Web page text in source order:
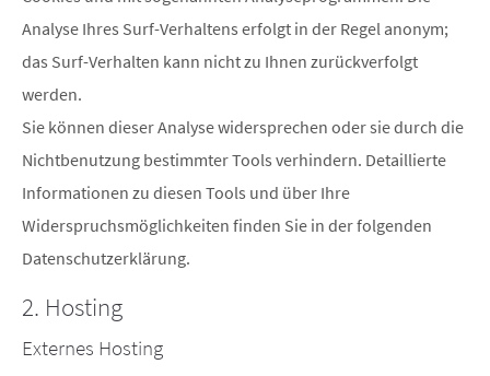
Analyse Ihres Surf-Verhaltens erfolgt in der Regel anonym;
das Surf-Verhalten kann nicht zu Ihnen zurückverfolgt
werden.
Sie können dieser Analyse widersprechen oder sie durch die
Nichtbenutzung bestimmter Tools verhindern. Detaillierte
Informationen zu diesen Tools und über Ihre
Widerspruchsmöglichkeiten finden Sie in der folgenden
Datenschutzerklärung.
2. Hosting
Externes Hosting